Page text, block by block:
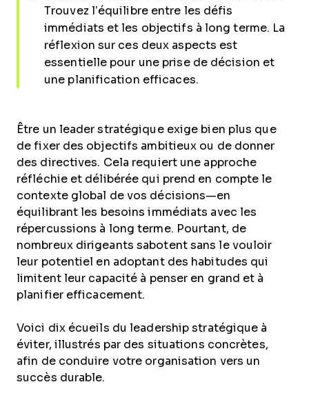
Trouvez l’équilibre entre les défis
immédiats et les objectifs à long terme. La
réflexion sur ces deux aspects est
essentielle pour une prise de décision et
une planification efficaces.
Être un leader stratégique exige bien plus que
de fixer des objectifs ambitieux ou de donner
des directives. Cela requiert une approche
réfléchie et délibérée qui prend en compte le
contexte global de vos décisions—en
équilibrant les besoins immédiats avec les
répercussions à long terme. Pourtant, de
nombreux dirigeants sabotent sans le vouloir
leur potentiel en adoptant des habitudes qui
limitent leur capacité à penser en grand et à
planifier efficacement.
Voici dix écueils du leadership stratégique à
éviter, illustrés par des situations concrètes,
afin de conduire votre organisation vers un
succès durable.